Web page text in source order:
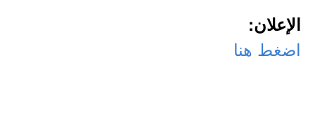
الإعلان:
اضغط هنا